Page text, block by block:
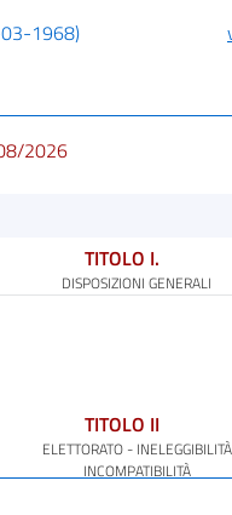
1968)
2026
TITOLO I.
DISPOSIZIONI GENERALI
TITOLO II
ELETTORATO - INELEGGIBILITÀ
INCOMPATIBILITÀ